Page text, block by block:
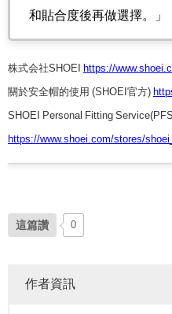
和貼合度後再做選擇。」
株式会社SHOEI https://
關於安全帽的使用 (SHOEI官方)
SHOEI Personal Fitting
https://www.shoei.com/stores/
這篇讚 0
作者資訊